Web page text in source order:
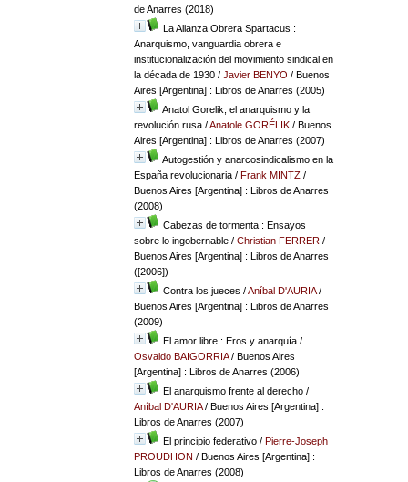
de Anarres (2018)
La Alianza Obrera Spartacus :
Anarquismo, vanguardia obrera e
institucionalización del movimiento sindical en
la década de 1930/ Javier BENYO / Buenos
Aires [Argentina] : Libros de Anarres (2005)
Anatol Gorelik, el anarquismo y la
revolución rusa/Anatole GORÉLIK/ Buenos
Aires [Argentina] : Libros de Anarres (2007)
Autogestión y anarcosindicalismo en la
España revolucionaria/ Frank MINTZ/
Buenos Aires [Argentina] : Libros de Anarres
(2008)
Cabezas de tormenta : Ensayos
sobre lo ingobernable/ Christian FERRER/
Buenos Aires [Argentina] : Libros de Anarres
([2006])
Contra los jueces /Aníbal D'AURIA/
Buenos Aires [Argentina] : Libros de Anarres
(2009)
El amor libre : Eros y anarquía/
Osvaldo BAIGORRIA/ Buenos Aires
[Argentina] : Libros de Anarres (2006)
El anarquismo frente al derecho/
Aníbal D'AURIA/ Buenos Aires [Argentina] :
Libros de Anarres (2007)
El principio federativo/ Pierre-Joseph
PROUDHON / Buenos Aires [Argentina] :
Libros de Anarres (2008)